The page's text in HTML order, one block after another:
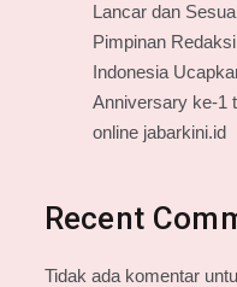
Lancar dan
Pimpinan
Indonesia
Anniversary ke-1
online jabarkini.id
Recent
Tidak ada komentar